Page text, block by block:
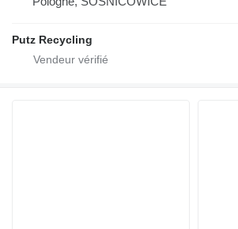
Putz Recycling